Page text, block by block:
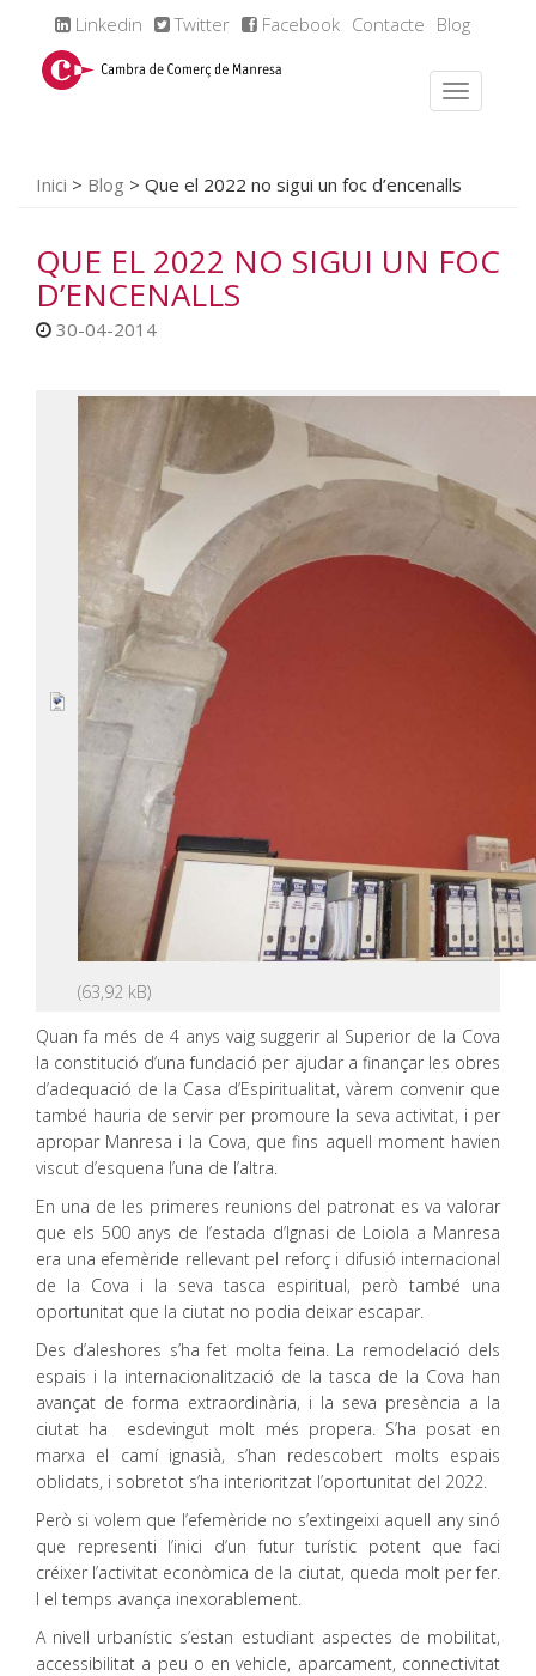
Linkedin Twitter Facebook Contacte Blog
Inici > Blog > Que el 2022 no sigui un foc d’encenalls
QUE EL 2022 NO SIGUI UN FOC
D’ENCENALLS
30-04-2014
Quan fa més de 4 anys vaig suggerir al Superior de la Cova
la constitució d’una fundació per ajudar a finançar les obres
d’adequació de la Casa d’Espiritualitat, vàrem convenir que
també hauria de servir per promoure la seva activitat, i per
apropar Manresa i la Cova, que fins aquell moment havien
viscut d’esquena l’una de l’altra.
En una de les primeres reunions del patronat es va valorar
que els 500 anys de l’estada d’Ignasi de Loiola a Manresa
era una efemèride rellevant pel reforç i difusió internacional
de la Cova i la seva tasca espiritual, però també una
oportunitat que la ciutat no podia deixar escapar.
Des d’aleshores s’ha fet molta feina. La remodelació dels
espais i la internacionalització de la tasca de la Cova han
avançat de forma extraordinària, i la seva presència a la
ciutat ha esdevingut molt més propera. S’ha posat en
marxa el camí ignasià, s’han redescobert molts espais
oblidats, i sobretot s’ha interioritzat l’oportunitat del 2022.
Però si volem que l’efemèride no s’extingeixi aquell any sinó
que representi l’inici d’un futur turístic potent que faci
créixer l’activitat econòmica de la ciutat, queda molt per fer.
I el temps avança inexorablement.
A nivell urbanístic s’estan estudiant aspectes de mobilitat,
accessibilitat a peu o en vehicle, aparcament, connectivitat